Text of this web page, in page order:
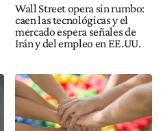
Wall Street opera sin rumbo:
caen las tecnológicas y el
mercado espera señales de
Irán y del empleo en EE.UU.